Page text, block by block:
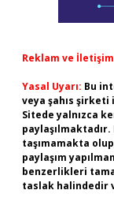
Reklam ve
Yasal Uyarı: Bu
veya şahıs şirketi
Sitede yalnızca
taşımamakta
paylaşım
benzerlikleri
taslak halindedir